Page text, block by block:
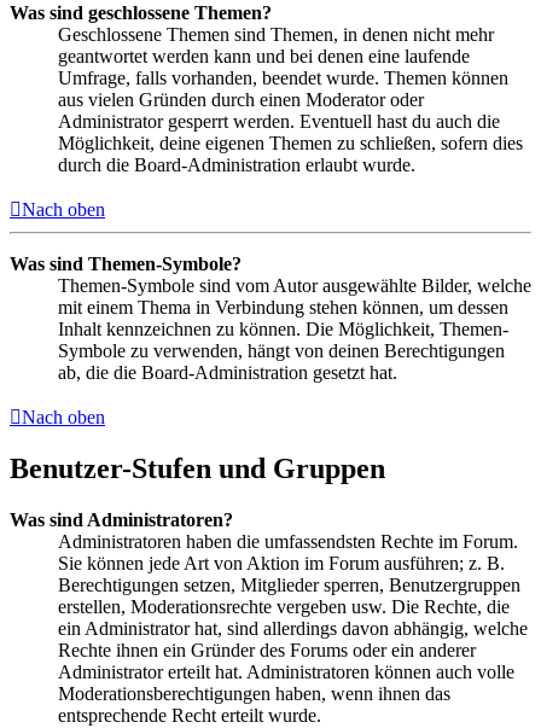
Was sind geschlossene Themen?
Geschlossene Themen sind Themen, in denen nicht mehr
geantwortet werden kann und bei denen eine laufende
Umfrage, falls vorhanden, beendet wurde. Themen können
aus vielen Gründen durch einen Moderator oder
Administrator gesperrt werden. Eventuell hast du auch die
Möglichkeit, deine eigenen Themen zu schließen, sofern dies
durch die Board-Administration erlaubt wurde.
Nach oben
Was sind Themen-Symbole?
Themen-Symbole sind vom Autor ausgewählte Bilder, welche
mit einem Thema in Verbindung stehen können, um dessen
Inhalt kennzeichnen zu können. Die Möglichkeit, Themen-
Symbole zu verwenden, hängt von deinen Berechtigungen
ab, die die Board-Administration gesetzt hat.
Nach oben
Benutzer-Stufen und Gruppen
Was sind Administratoren?
Administratoren haben die umfassendsten Rechte im Forum.
Sie können jede Art von Aktion im Forum ausführen; z. B.
Berechtigungen setzen, Mitglieder sperren, Benutzergruppen
erstellen, Moderationsrechte vergeben usw. Die Rechte, die
ein Administrator hat, sind allerdings davon abhängig, welche
Rechte ihnen ein Gründer des Forums oder ein anderer
Administrator erteilt hat. Administratoren können auch volle
Moderationsberechtigungen haben, wenn ihnen das
entsprechende Recht erteilt wurde.